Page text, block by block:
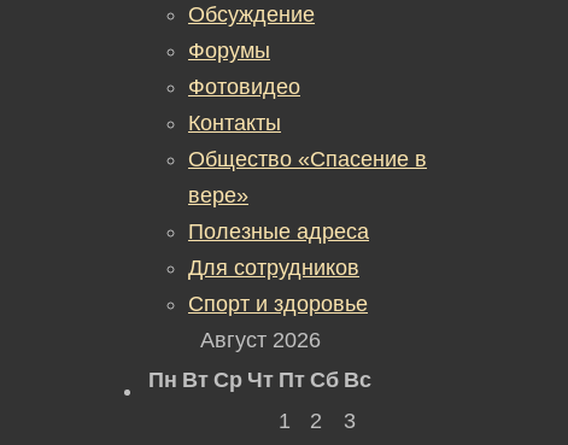
Обсуждение
Форумы
Фотовидео
Контакты
Общество «Спасение в
вере»
Полезные адреса
Для сотрудников
Спорт и здоровье
Август 2026
Пн Вт Ср Чт Пт Сб Вс
1
2
3